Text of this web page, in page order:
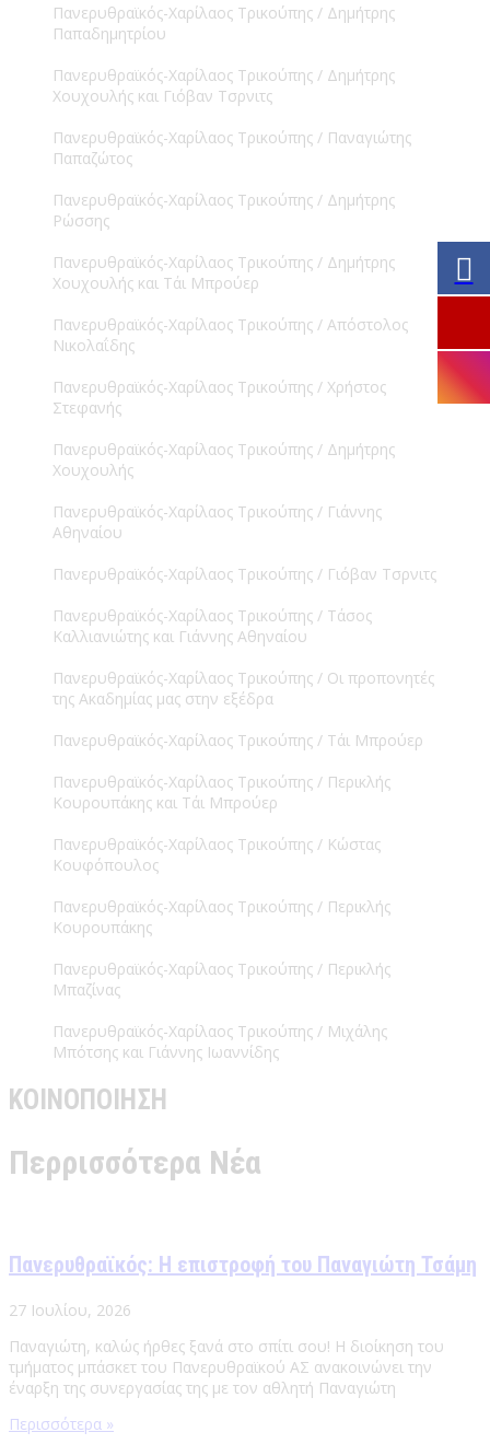
Πανερυθραϊκός-Χαρίλαος Τρικούπης / Δημήτρης
Παπαδημητρίου
Πανερυθραϊκός-Χαρίλαος Τρικούπης / Δημήτρης
Χουχουλής και Γιόβαν Τσρνιτς
Πανερυθραϊκός-Χαρίλαος Τρικούπης / Παναγιώτης
Παπαζώτος
Πανερυθραϊκός-Χαρίλαος Τρικούπης / Δημήτρης
Ρώσσης
Πανερυθραϊκός-Χαρίλαος Τρικούπης / Δημήτρης
Χουχουλής και Τάι Μπρούερ
Πανερυθραϊκός-Χαρίλαος Τρικούπης / Απόστολος
Νικολαΐδης
Πανερυθραϊκός-Χαρίλαος Τρικούπης / Χρήστος
Στεφανής
Πανερυθραϊκός-Χαρίλαος Τρικούπης / Δημήτρης
Χουχουλής
Πανερυθραϊκός-Χαρίλαος Τρικούπης / Γιάννης
Αθηναίου
Πανερυθραϊκός-Χαρίλαος Τρικούπης / Γιόβαν Τσρνιτς
Πανερυθραϊκός-Χαρίλαος Τρικούπης / Τάσος
Καλλιανιώτης και Γιάννης Αθηναίου
Πανερυθραϊκός-Χαρίλαος Τρικούπης / Οι προπονητές
της Ακαδημίας μας στην εξέδρα
Πανερυθραϊκός-Χαρίλαος Τρικούπης / Τάι Μπρούερ
Πανερυθραϊκός-Χαρίλαος Τρικούπης / Περικλής
Κουρουπάκης και Τάι Μπρούερ
Πανερυθραϊκός-Χαρίλαος Τρικούπης / Κώστας
Κουφόπουλος
Πανερυθραϊκός-Χαρίλαος Τρικούπης / Περικλής
Κουρουπάκης
Πανερυθραϊκός-Χαρίλαος Τρικούπης / Περικλής
Μπαζίνας
Πανερυθραϊκός-Χαρίλαος Τρικούπης / Μιχάλης
Μπότσης και Γιάννης Ιωαννίδης
ΚΟΙΝΟΠΟΙΗΣΗ
Περρισσότερα Νέα
Πανερυθραϊκός: Η επιστροφή του Παναγιώτη Τσάμη
27 Ιουλίου, 2026
Παναγιώτη, καλώς ήρθες ξανά στο σπίτι σου! Η διοίκηση του
τμήματος μπάσκετ του Πανερυθραϊκού ΑΣ ανακοινώνει την
έναρξη της συνεργασίας της με τον αθλητή Παναγιώτη
Περισσότερα »